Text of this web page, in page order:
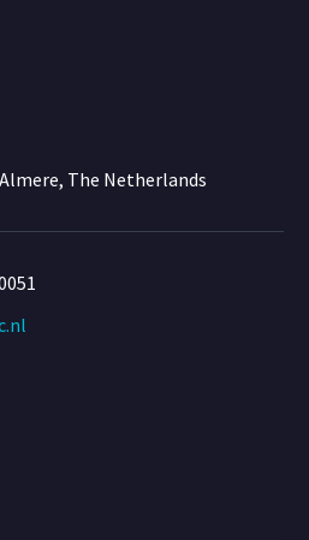
The Netherlands